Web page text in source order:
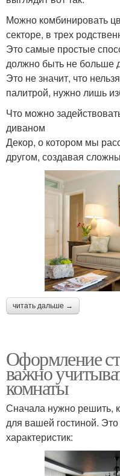
Можно комбинировать
секторе, в трех
Это самые простые
должно быть не больше
Это не значит, что
палитрой, нужно лишь
Что можно
диваном
Декор, о котором мы
другом, создавая
читать дальше →
Оформление
важно
комнаты
Сначала нужно решить,
для вашей гостиной. Это
характеристик: